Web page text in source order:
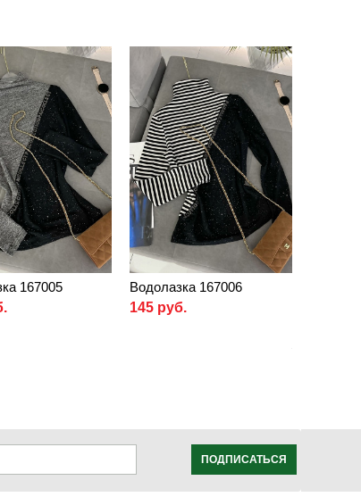
167005
Водолазка 167006
145 руб.
ПОДПИСАТЬСЯ